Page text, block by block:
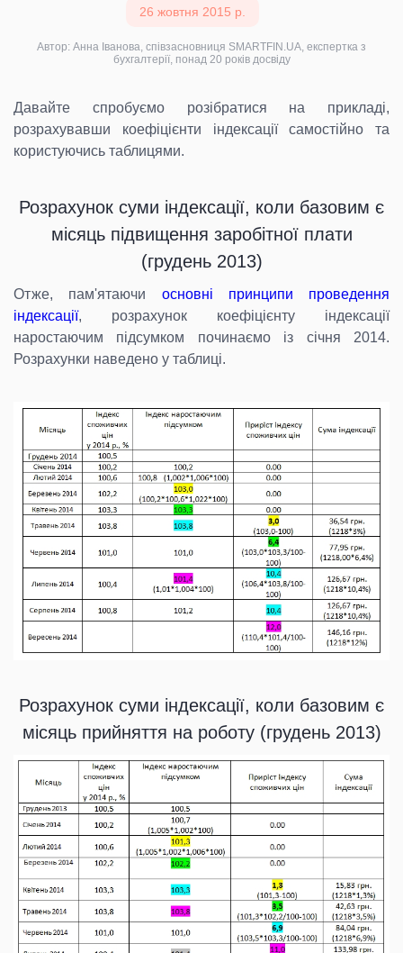
26 жовтня 2015 р.
Автор: Анна Іванова, співзасновниця SMARTFIN.UA, експертка з
бухгалтерії, понад 20 років досвіду
Давайте спробуємо розібратися на прикладі,
розрахувавши коефіцієнти індексації самостійно та
користуючись таблицями.
Розрахунок суми індексації, коли базовим є
місяць підвищення заробітної плати
(грудень 2013)
Отже, пам'ятаючи основні принципи проведення
індексації, розрахунок коефіцієнту індексації
наростаючим підсумком починаємо із січня 2014.
Розрахунки наведено у таблиці.
Розрахунок суми індексації, коли базовим є
місяць прийняття на роботу (грудень 2013)